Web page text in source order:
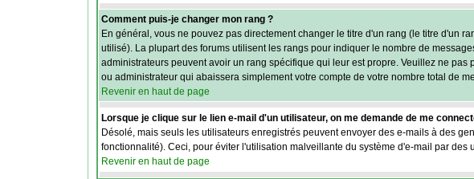
Comment puis-je changer mon rang ?
En général, vous ne pouvez pas directement changer le titre d'un rang (le titre d'un
utilisé). La plupart des forums utilisent les rangs pour indiquer le nombre de
administrateurs peuvent avoir un rang spécifique qui leur est propre. Veuillez ne
ou administrateur qui abaissera simplement votre compte de votre nombre total de
Revenir en haut de page
Lorsque je clique sur le lien e-mail d'un utilisateur, on me demande de me
Désolé, mais seuls les utilisateurs enregistrés peuvent envoyer des e-mails à des
fonctionnalité). Ceci, pour éviter l'utilisation malveillante du système d'e-mail par des
Revenir en haut de page